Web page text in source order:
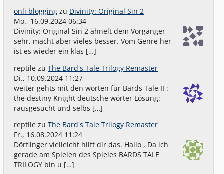
onli blogging zu Divinity: Original Sin 2
Mo., 16.09.2024 06:34
Divinity: Original Sin 2 ähnelt dem Vorgänger
sehr, macht aber vieles besser. Vom Genre her
ist es wieder ein klas […]
reptile zuThe Bard's Tale Trilogy Remaster
Di., 10.09.2024 11:27
weiter gehts mit den worten für Bards Tale II :
the destiny Knight deutsche wörter Lösung:
rausgesucht und selbs […]
reptile zuThe Bard's Tale Trilogy Remaster
Fr., 16.08.2024 11:24
Dörflinger vielleicht hilft dir das. Hallo , Da ich
gerade am Spielen des Spieles BARDS TALE
TRILOGY bin u […]